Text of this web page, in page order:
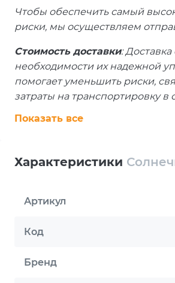
Чтобы обеспечить самый
риски, мы осуществляем
Стоимость доставки:
необходимости их надежной
помогает уменьшить риски,
затраты на транспортировку в
транспортную компанию Новая
Солнечная панель
Эффективность, надёжность и
мощностью 500 Вт от
Показать все
Характеристики
Артикул
Код
Бренд